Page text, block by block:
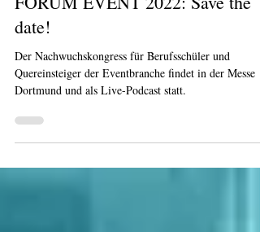
2. Sept. 2021
FORUM EVENT 2022: Save the
date!
Der Nachwuchskongress für Berufsschüler und
Dortmund und als Live-Podcast statt.